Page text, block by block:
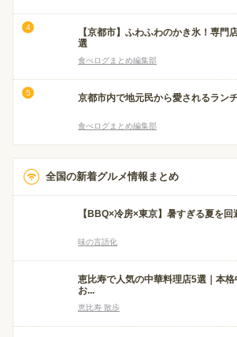
【京都市】ふわふわのかき氷！専門
選
食べログまとめ編集部
京都市内で地元民から愛されるラン
食べログまとめ編集部
全国の新着グルメ情報まとめ
【BBQ×冷房×東京】暑すぎる夏を
味の言語化
恵比寿で人気の中華料理店5選｜本
お...
恵比寿 散歩